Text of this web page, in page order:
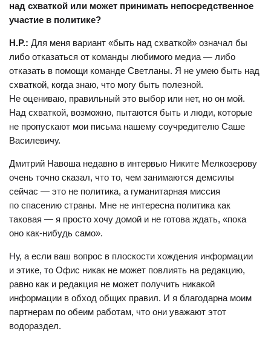
над схваткой или может принимать непосредственное
участие в политике?
Н.Р.: Для меня вариант «быть над схваткой» означал бы
либо отказаться от команды любимого медиа — либо
отказать в помощи команде Светланы. Я не умею быть над
схваткой, когда знаю, что могу быть полезной.
Не оцениваю, правильный это выбор или нет, но он мой.
Над схваткой, возможно, пытаются быть и люди, которые
не пропускают мои письма нашему соучредителю Саше
Василевичу.
Дмитрий Навоша недавно в интервью Никите Мелкозерову
очень точно сказал, что то, чем занимаются демсилы
сейчас — это не политика, а гуманитарная миссия
по спасению страны. Мне не интересна политика как
таковая — я просто хочу домой и не готова ждать, «пока
оно как-нибудь само».
Ну, а если ваш вопрос в плоскости хождения информации
и этике, то Офис никак не может повлиять на редакцию,
равно как и редакция не может получить никакой
информации в обход общих правил. И я благодарна моим
партнерам по обеим работам, что они уважают этот
водораздел.